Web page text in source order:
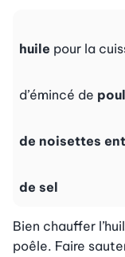
huile pour la
d’émincé de
de noisettes
de sel
Bien chauffer
poêle. Faire